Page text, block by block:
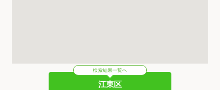
検索結果一覧へ
江東区